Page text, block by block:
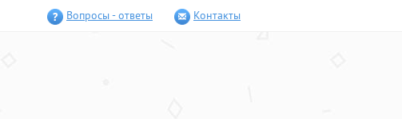
Вопросы - ответы Контакты